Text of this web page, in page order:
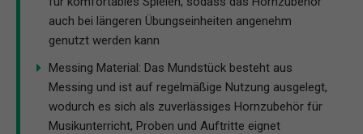
auch bei längeren Übungseinheiten angenehm
genutzt werden kann
Messing Material: Das Mundstück besteht aus
Messing und ist auf regelmäßige Nutzung ausgelegt,
wodurch es sich als zuverlässiges Hornzubehör für
Musikunterricht, Proben und Auftritte eignet